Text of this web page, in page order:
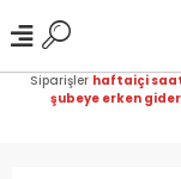
Siparişler haftaiçi saat
şubeye erken